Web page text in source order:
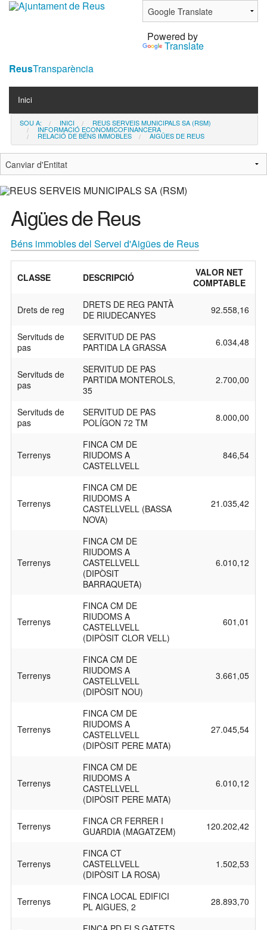
Powered by
Translate
ReusTransparència
Navigation
Inici
Contacta
Notícies
SOU A: INICI REUS SERVEIS MUNICIPALS SA (RSM)
INFORMACIÓ ECONOMICOFINANCERA
RELACIÓ DE BÉNS IMMOBLES AIGÜES DE REUS
Aigües de Reus
Béns immobles del Servei d'Aigües de Reus
CLASSE DESCRIPCIÓ
VALOR NET
COMPTABLE
Drets de reg
DRETS DE REG PANTÀ
DE RIUDECANYES
92.558,16
Servituds de
pas
SERVITUD DE PAS
PARTIDA LA GRASSA
6.034,48
Servituds de
pas
SERVITUD DE PAS
PARTIDA MONTEROLS,
35
2.700,00
Servituds de
pas
SERVITUD DE PAS
POLÍGON 72 TM
8.000,00
Terrenys
FINCA CM DE
RIUDOMS A
CASTELLVELL
846,54
Terrenys
FINCA CM DE
RIUDOMS A
CASTELLVELL (BASSA
NOVA)
21.035,42
Terrenys
FINCA CM DE
RIUDOMS A
CASTELLVELL
(DIPÒSIT
BARRAQUETA)
6.010,12
Terrenys
FINCA CM DE
RIUDOMS A
CASTELLVELL
(DIPÒSIT CLOR VELL)
601,01
Terrenys
FINCA CM DE
RIUDOMS A
CASTELLVELL
(DIPÒSIT NOU)
3.661,05
Terrenys
FINCA CM DE
RIUDOMS A
CASTELLVELL
(DIPÒSIT PERE MATA)
27.045,54
Terrenys
FINCA CM DE
RIUDOMS A
CASTELLVELL
(DIPÒSIT PERE MATA)
6.010,12
Terrenys
FINCA CR FERRER I
GUARDIA (MAGATZEM)
120.202,42
Terrenys
FINCA CT
CASTELLVELL
(DIPÒSIT LA ROSA)
1.502,53
Terrenys
FINCA LOCAL EDIFICI
PL AIGUES, 2
28.893,70